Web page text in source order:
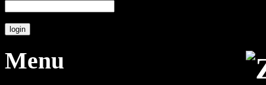
Menu